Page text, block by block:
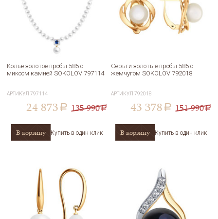
Колье золотое пробы 585 с
миксом камней SOKOLOV 797114
АРТИКУЛ797114
24 873 a 135 990a
В корзину Купить в один клик
Серьги золотые пробы 585 с
жемчугом SOKOLOV 792018
АРТИКУЛ792018
43 378 a 151 990a
В корзину Купить в один клик